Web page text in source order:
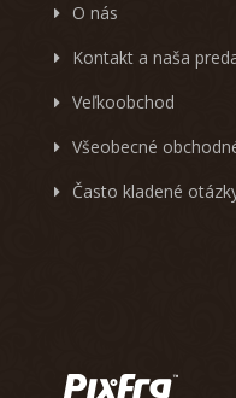
O nás
Kontakt a naša
Veľkoobchod
Všeobecné
Často kladené